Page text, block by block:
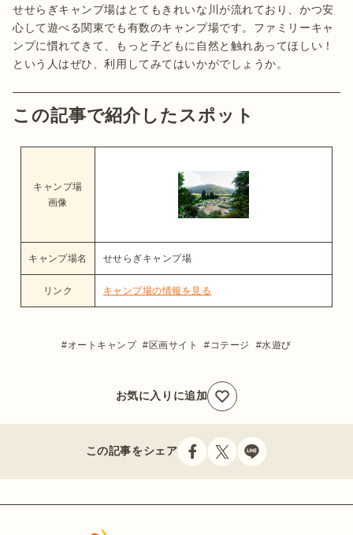
せせらぎキャンプ場はとてもきれいな川が流れており、かつ安
心して遊べる関東でも有数のキャンプ場です。ファミリーキャ
ンプに慣れてきて、もっと子どもに自然と触れあってほしい！
という人はぜひ、利用してみてはいかがでしょうか。
この記事で紹介したスポット
キャンプ場
画像
キャンプ場名 せせらぎキャンプ場
リンク キャンプ場の情報を見る
オートキャンプ 区画サイト コテージ 水遊び
お気に入りに追加
この記事をシェア